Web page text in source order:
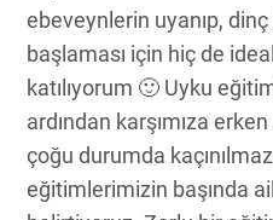
ebeveynlerin uyanıp,
başlaması için hiç de
katılıyorum 🙂 Uyku
ardından karşımıza
çoğu durumda
eğitimlerimizin başında